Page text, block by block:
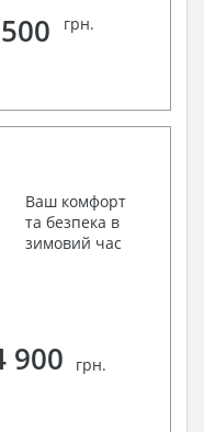
грн.
Ваш комфорт
та безпека в
зимовий час
900 грн.